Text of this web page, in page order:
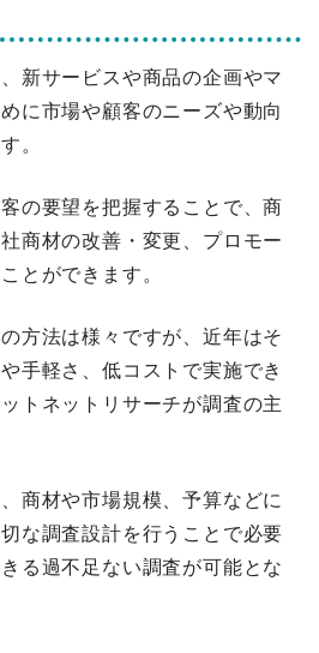
新サービスや商品の企画やマ
に市場や顧客のニーズや動向
。
の要望を把握することで、商
商材の改善・変更、プロモー
とができます。
方法は様々ですが、近年はそ
手軽さ、低コストで実施でき
トネットリサーチが調査の主
商材や市場規模、予算などに
な調査設計を行うことで必要
る過不足ない調査が可能とな